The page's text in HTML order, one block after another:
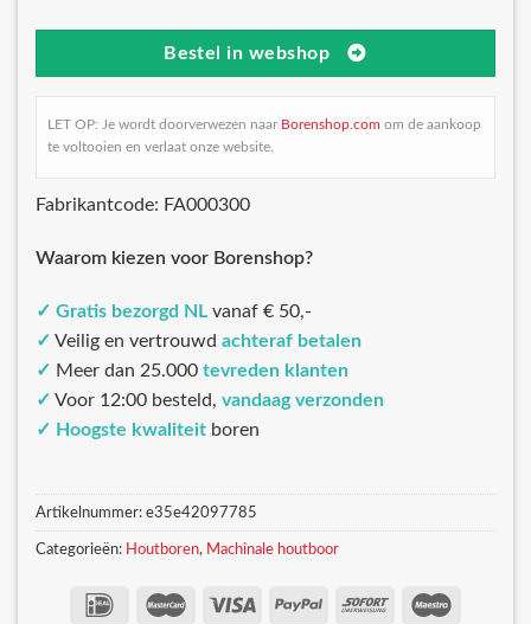
Bestel in webshop
LET OP: Je wordt doorverwezen naar Borenshop.com om de aankoop
te voltooien en verlaat onze website.
Fabrikantcode: FA000300
Waarom kiezen voor Borenshop?
✓ Gratis bezorgd NL vanaf € 50,-
✓ Veilig en vertrouwd achteraf betalen
✓ Meer dan 25.000 tevreden klanten
✓ Voor 12:00 besteld, vandaag verzonden
✓ Hoogste kwaliteit boren
Artikelnummer: e35e42097785
Categorieën: Houtboren, Machinale houtboor